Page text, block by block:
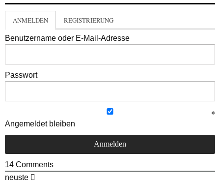
ANMELDEN REGISTRIERUNG
Benutzername oder E-Mail-Adresse
Passwort
Angemeldet bleiben
14 Comments
neuste